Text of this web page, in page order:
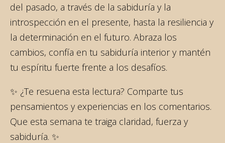
del pasado, a través de la sabiduría y la
introspección en el presente, hasta la resiliencia y
la determinación en el futuro. Abraza los
cambios, confía en tu sabiduría interior y mantén
tu espíritu fuerte frente a los desafíos.
✨ ¿Te resuena esta lectura? Comparte tus
pensamientos y experiencias en los comentarios.
Que esta semana te traiga claridad, fuerza y
sabiduría. ✨